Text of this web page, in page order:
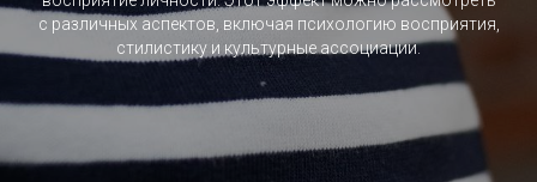
с различных аспектов, включая психологию восприятия,
стилистику и культурные ассоциации.